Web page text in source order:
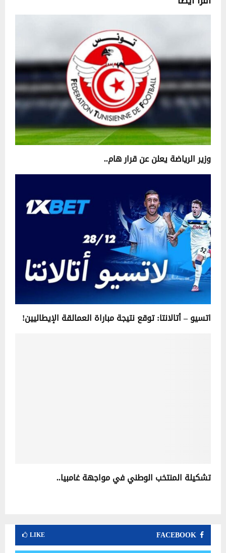
وزير الرياضة يعلن عن قرار هام..
اتسيو – أتالانتا: توقع نتيجة مباراة العمالقة الإيطاليين!
تشكيلة المنتخب الوطني في مواجهة غامبيا..
FACEBOOK
LIKE